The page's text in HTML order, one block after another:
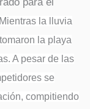
para el
la lluvia
la playa
A pesar de las
se
compitiendo